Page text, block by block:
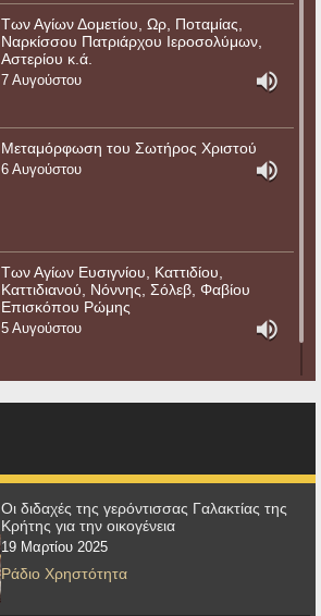
Των Αγίων Δομετίου, Ωρ, Ποταμίας,
Ναρκίσσου Πατριάρχου Ιεροσολύμων,
Αστερίου κ.ά.
7 Αυγούστου
Μεταμόρφωση του Σωτήρος Χριστού
6 Αυγούστου
Των Αγίων Ευσιγνίου, Καττιδίου,
Καττιδιανού, Νόννης, Σόλεβ, Φαβίου
Επισκόπου Ρώμης
5 Αυγούστου
Οι διδαχές της γερόντισσας Γαλακτίας της
Κρήτης για την οικογένεια
19 Μαρτίου 2025
Ράδιο Χρηστότητα